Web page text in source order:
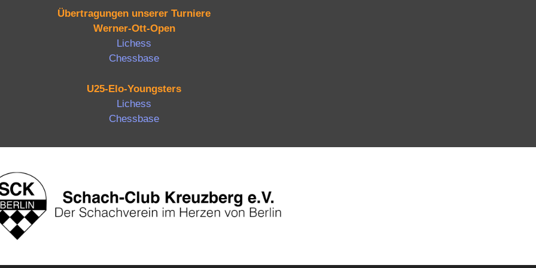
Übertragungen unserer Turniere
Werner-Ott-Open
Lichess
Chessbase
U25-Elo-Youngsters
Lichess
Chessbase